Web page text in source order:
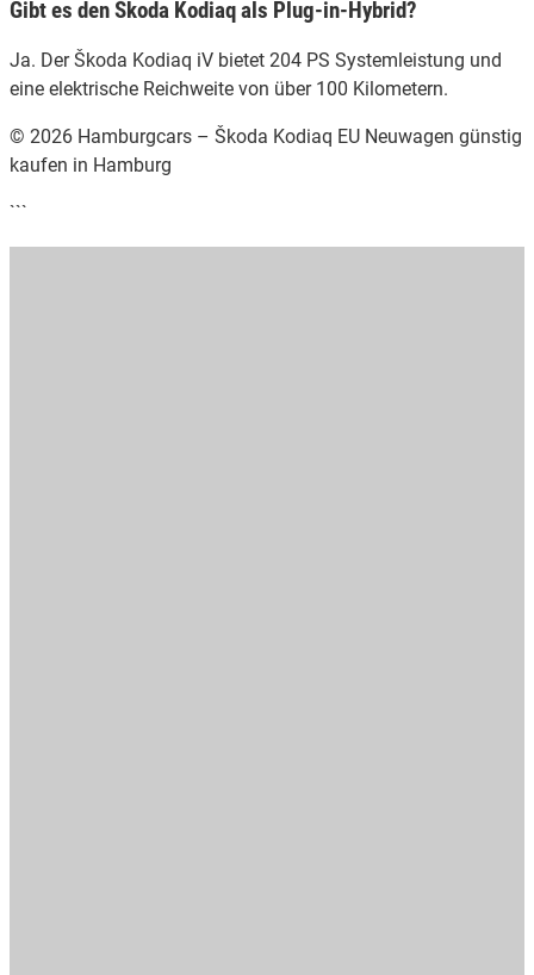
Gibt es den Škoda Kodiaq als Plug-in-Hybrid?
Ja. Der Škoda Kodiaq iV bietet 204 PS Systemleistung und
eine elektrische Reichweite von über 100 Kilometern.
© 2026 Hamburgcars – Škoda Kodiaq EU Neuwagen günstig
kaufen in Hamburg
```